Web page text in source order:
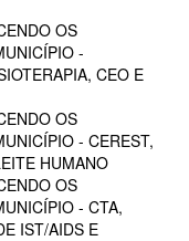
OS
-
CEO E
OS
- CEREST,
HUMANO
OS
- CTA,
IST/AIDS E